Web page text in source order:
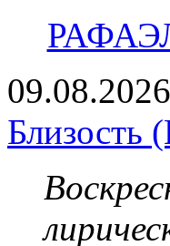
09.08.2026
Близость